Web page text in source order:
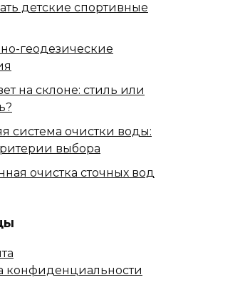
детские спортивные
геодезические
на склоне: стиль или
система очистки воды:
выбора
очистка сточных вод
конфиденциальности